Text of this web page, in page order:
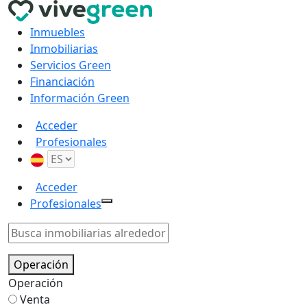
Inmuebles
Inmobiliarias
Servicios Green
Financiación
Información Green
Acceder
Profesionales
Acceder
Profesionales
Operación
Operación
Venta